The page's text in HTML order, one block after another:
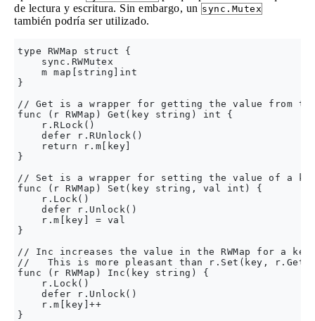
de lectura y escritura. Sin embargo, un sync.Mutex
también podría ser utilizado.
type RWMap struct {
    sync.RWMutex
    m map[string]int
}
// Get is a wrapper for getting the value from the
func (r RWMap) Get(key string) int {
    r.RLock()
    defer r.RUnlock()
    return r.m[key]
}
// Set is a wrapper for setting the value of a key
func (r RWMap) Set(key string, val int) {
    r.Lock()
    defer r.Unlock()
    r.m[key] = val
}
// Inc increases the value in the RWMap for a
//   This is more pleasant than r.Set(key,
func (r RWMap) Inc(key string) {
    r.Lock()
    defer r.Unlock()
    r.m[key]++
}